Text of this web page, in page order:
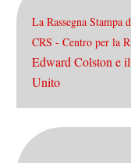
La Rassegna
CRS - Centro per la
Edward Colston e
Unito